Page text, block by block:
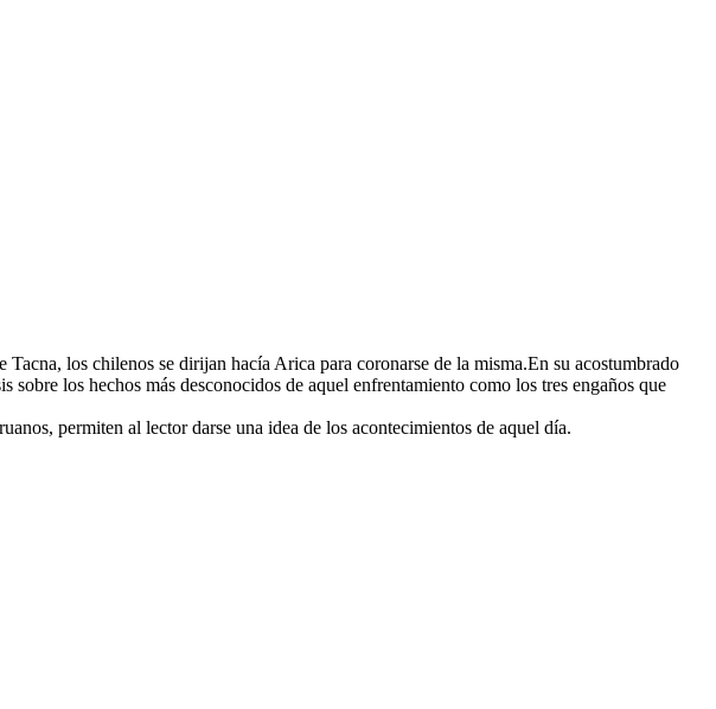
los chilenos se dirijan hacía Arica para coronarse de la misma.En su acostumbrado
los hechos más desconocidos de aquel enfrentamiento como los tres engaños que
permiten al lector darse una idea de los acontecimientos de aquel día.